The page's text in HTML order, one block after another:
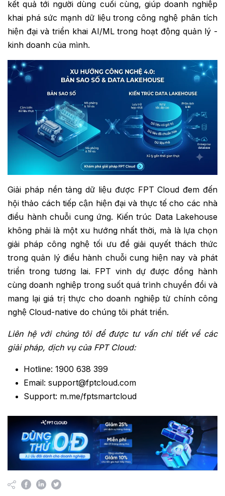
kết quả tới người dùng cuối cùng, giúp doanh nghiệp
khai phá sức mạnh dữ liệu trong công nghệ phân tích
hiện đại và triển khai AI/ML trong hoạt động quản lý -
kinh doanh của mình.
Giải pháp nền tảng dữ liệu được FPT Cloud đem đến
hội thảo cách tiếp cận hiện đại và thực tế cho các nhà
điều hành chuỗi cung ứng. Kiến trúc Data Lakehouse
không phải là một xu hướng nhất thời, mà là lựa chọn
giải pháp công nghệ tối ưu để giải quyết thách thức
trong quản lý điều hành chuỗi cung hiện nay và phát
triển trong tương lai. FPT vinh dự được đồng hành
cùng doanh nghiệp trong suốt quá trình chuyển đổi và
mang lại giá trị thực cho doanh nghiệp từ chính công
nghệ Cloud-native do chúng tôi phát triển.
Liên hệ với chúng tôi để được tư vấn chi tiết về các
giải pháp, dịch vụ của FPT Cloud:
Hotline: 1900 638 399
Email: support@fptcloud.com
Support: m.me/fptsmartcloud